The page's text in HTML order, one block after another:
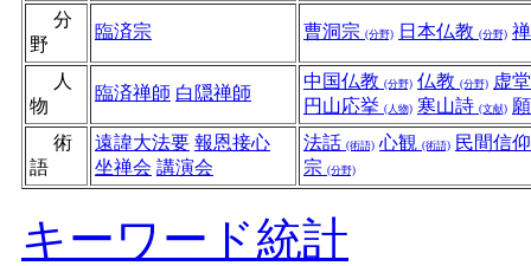
分
野
臨済宗 曹洞宗 (分野) 日本仏教 (分野)
人
物
臨済禅師 白隠禅師
中国仏教 (分野) 仏教 (分野) 虚
円山応挙 (人物) 寒山詩 (文献)
術
語
遠諱大法要 報恩接心
坐禅会 講演会
法話 (術語) 心観 (術語) 民間信
宗 (分野)
キーワード統計